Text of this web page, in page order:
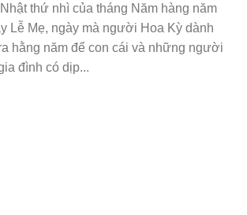
thứ nhì của tháng Năm hàng năm
Lễ Mẹ, ngày mà người Hoa Kỳ dành
hằng năm để con cái và những người
đình có dịp...